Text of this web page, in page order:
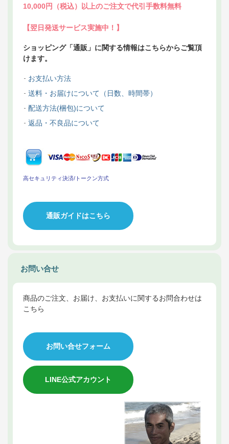
10,000円（税込）以上のご注文で代引手数料無料
【翌日発送サービス実施中！】
ショッピング「通販」に関する情報はこちらからご覧頂
けます。
お支払い方法
送料・お届けについて（日数、時間帯）
配送方法(梱包)について
返品・不良品について
高セキュリティ決済/トークン方式
通販ガイドはこちら
お問い合せ
商品のご注文、お届け、お支払いに関するお問合わせは
こちら
お問い合せフォーム
LINE公式アカウント